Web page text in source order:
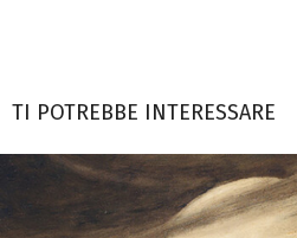
TI POTREBBE INTERESSARE